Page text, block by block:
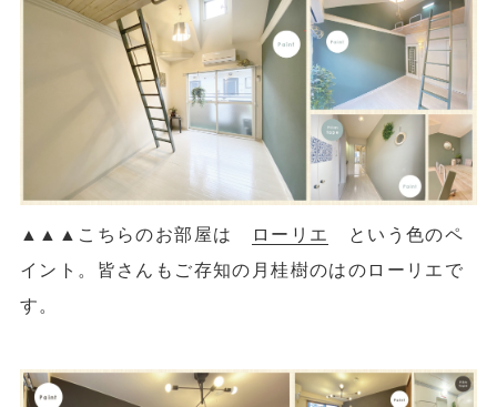
▲ ▲ ▲こちらのお部屋は ローリエ
という色のペ
イント。皆さんもご存知の月桂樹のはのローリエで
す。